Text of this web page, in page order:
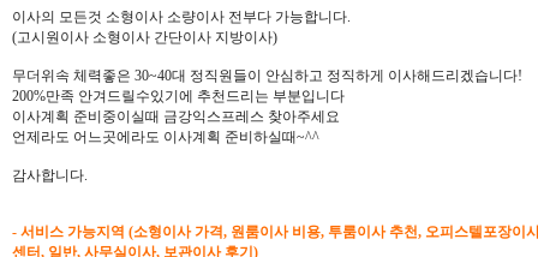
이사의 모든것 소형이사 소량이사 전부다 가능합니다.
(고시원이사 소형이사 간단이사 지방이사)
무더위속 체력좋은 30~40대 정직원들이 안심하고 정직하게 이사해드리겠습니다!
200%만족 안겨드릴수있기에 추천드리는 부분입니다
이사계획 준비중이실때 금강익스프레스 찾아주세요
언제라도 어느곳에라도 이사계획 준비하실때~^^
감사합니다.
- 서비스 가능지역 (소형이사 가격, 원룸이사 비용, 투룸이사 추천, 오피스텔포장이
센터, 일반, 사무실이사, 보관이사 후기)